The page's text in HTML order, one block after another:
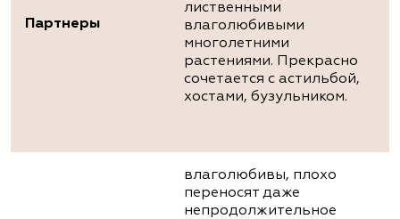
Партнеры
лиственными
влаголюбивыми
многолетними
растениями. Прекрасно
сочетается с астильбой,
хостами, бузульником.
влаголюбивы, плохо
переносят даже
непродолжительное